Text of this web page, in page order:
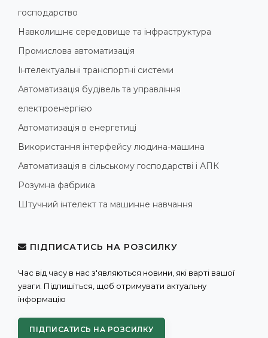
господарство
Навколишнє середовище та інфраструктура
Промислова автоматизація
Інтелектуальні транспортні системи
Автоматизація будівель та управління
електроенергією
Автоматизація в енергетиці
Використання інтерфейсу людина-машина
Автоматизація в сільському господарстві і АПК
Розумна фабрика
Штучний інтелект та машинне навчання
ПІДПИСАТИСЬ НА РОЗСИЛКУ
Час від часу в нас з'являються новини, які варті вашої
уваги. Підпишіться, щоб отримувати актуальну
інформацію
ПІДПИСАТИСЬ НА РОЗСИЛКУ